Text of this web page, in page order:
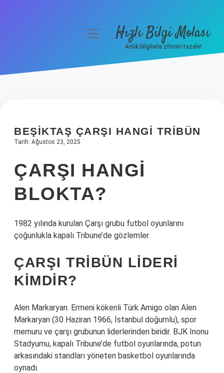
Hakkımızda
menüyüHızlı Bilgi Molası
Anlık bilgilerle zihnini tazele!
BEŞIKTAŞ ÇARŞI HANGI TRIBÜN
Tarih: Ağustos 23, 2025
ÇARŞI HANGI
BLOKTA?
1982 yılında kurulan Çarşı grubu futbol oyunlarını
çoğunlukla kapalı Tribune’de gözlemler.
ÇARŞI TRIBÜN LIDERI
KIMDIR?
Alen Markaryan. Ermeni kökenli Türk Amigo olan Alen
Markaryan (30 Haziran 1966, İstanbul doğumlu), spor
memuru ve çarşı grubunun liderlerinden biridir. BJK Inonu
Stadyumu, kapalı Tribune’de futbol oyunlarında, potun
arkasındaki standları yöneten basketbol oyunlarında
oynadı.